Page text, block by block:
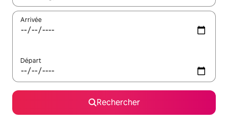
Arrivée
Départ
Rechercher